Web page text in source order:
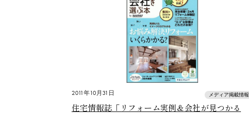
2011年10月31日 メディア掲載情報
住宅情報誌「リフォーム実例＆会社が見つかる